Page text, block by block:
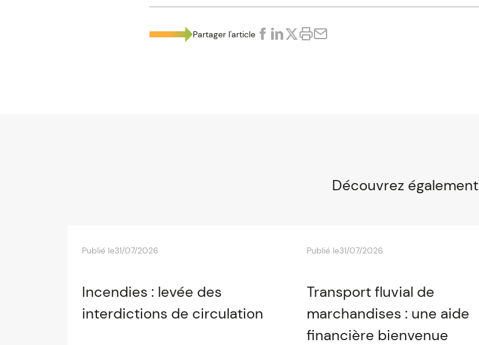
Partager l'article
Découvrez également
Publié le31/07/2026
Incendies : levée des
interdictions de circulation
Publié le31/07/2026
Transport fluvial de
marchandises : une aide
financière bienvenue